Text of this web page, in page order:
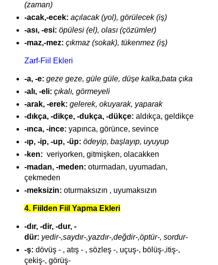
(zaman)
-acak,-ecek: açılacak (yol), görülecek (iş)
-ası, -esi: öpülesi (el), olası (çözümler)
-maz,-mez: çıkmaz (sokak), tükenmez (iş)
Zarf-Fiil Ekleri
-a, -e: geze geze, güle güle, düşe kalka,bata çıka
-alı, -eli: çıkalı, görmeyeli
-arak, -erek: gelerek, okuyarak, yaparak
-dıkça, -dikçe, -dukça, -dükçe: aldıkça, geldikçe
-ınca, -ince: yapınca, görünce, sevince
-ıp, -ip, -up, -üp: ödeyip, başlayıp, uyuyup
-ken: veriyorken, gitmişken, olacakken
-madan, -meden: oturmadan, uyumadan,
çekmeden
-meksizin: oturmaksızın , uyumaksızın
4. Fiilden Fiil Yapma Ekleri
-dır, -dir, -dur, -
dür: yedir-,saydır-,yazdır-,değdir-,öptür-, sordur-
-ş: dövüş - , atış - , sözleş -, uçuş-, bölüş-,itiş-,
çekiş-, görüş-